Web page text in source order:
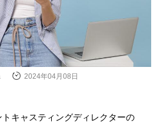
2024年04月08日
キャスティングディレクターの